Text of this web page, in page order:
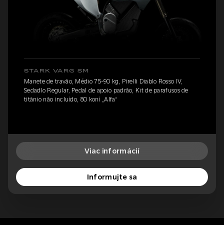
STARK VARG SM
Manete de travão, Médio 75-90 kg, Pirelli Diablo Rosso IV,
Sedadlo Regular, Pedal de apoio padrão, Kit de parafusos de
titânio não incluído, 80 koní „Alfa“
Viac informácií
Informujte sa